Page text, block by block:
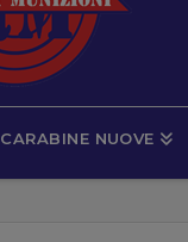
CARABINE NUOVE